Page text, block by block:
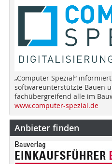
„Computer Spezial“
softwareunterstützte Bauen
fachübergreifend alle im
www.computer-spezial.de
Anbieter finden